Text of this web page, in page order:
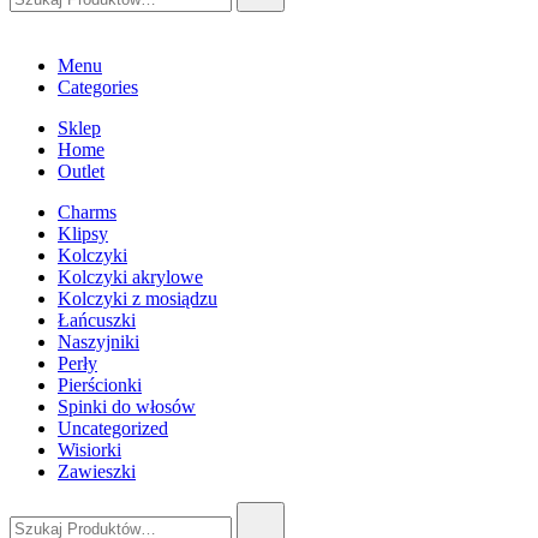
Menu
Categories
Sklep
Home
Outlet
Charms
Klipsy
Kolczyki
Kolczyki akrylowe
Kolczyki z mosiądzu
Łańcuszki
Naszyjniki
Perły
Pierścionki
Spinki do włosów
Uncategorized
Wisiorki
Zawieszki